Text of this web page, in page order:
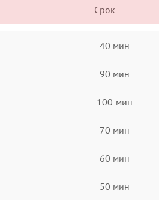
Срок
40 мин
90 мин
100 мин
70 мин
60 мин
50 мин